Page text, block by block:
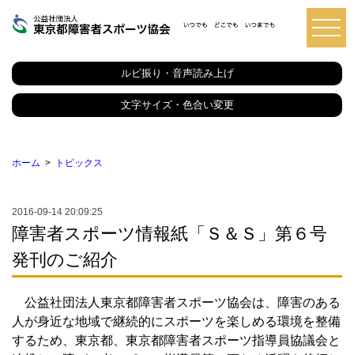
都
障
害
者
ス
協
ルビ振り・音声読み上げ
文字サイズ・色合い変更
ホーム トピックス
2016-09-14 20:09:25
障害者スポーツ情報紙「Ｓ＆Ｓ」第６号
発刊のご紹介
公益社団法人東京都障害者スポーツ協会は、障害のある
人が身近な地域で継続的にスポーツを楽しめる環境を整備
するため、東京都、東京都障害者スポーツ指導員協議会と